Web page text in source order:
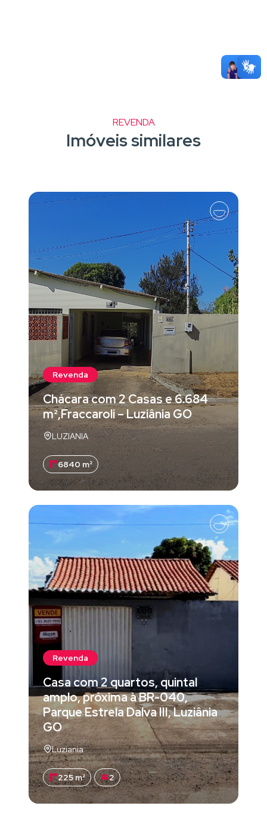
REVENDA
Imóveis similares
Revenda
Chácara com 2 Casas e 6.684
m²,Fraccaroli – Luziânia GO
LUZIANIA
6840 m²
Revenda
Casa com 2 quartos, quintal
amplo, próxima à BR-040,
Parque Estrela Dalva III, Luziânia
GO
Luziania
225 m² 2